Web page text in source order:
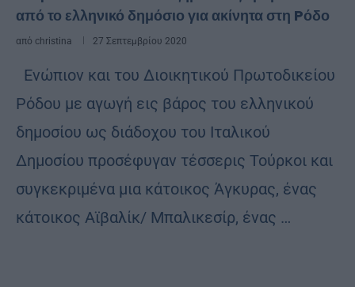
από το ελληνικό δημόσιο για ακίνητα στη Pόδο
από christina 27 Σεπτεμβρίου 2020
Ενώπιον και του Διοικητικού Πρωτοδικείου
Ρόδου με αγωγή εις βάρος του ελληνικού
δημοσίου ως διάδοχου του Ιταλικού
Δημοσίου προσέφυγαν τέσσερις Τούρκοι και
συγκεκριμένα μια κάτοικος Άγκυρας, ένας
κάτοικος Αϊβαλίκ/ Μπαλικεσίρ, ένας …